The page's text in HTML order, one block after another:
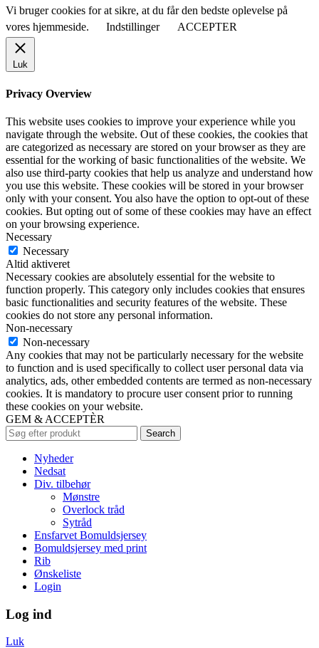
Vi bruger cookies for at sikre, at du får den bedste oplevelse på
vores hjemmeside.
Indstillinger ACCEPTER
Luk
Privacy Overview
This website uses cookies to improve your experience while you
navigate through the website. Out of these cookies, the cookies that
are categorized as necessary are stored on your browser as they are
essential for the working of basic functionalities of the website. We
also use third-party cookies that help us analyze and understand how
you use this website. These cookies will be stored in your browser
only with your consent. You also have the option to opt-out of these
cookies. But opting out of some of these cookies may have an effect
on your browsing experience.
Necessary
Necessary
Altid aktiveret
Necessary cookies are absolutely essential for the website to
function properly. This category only includes cookies that ensures
basic functionalities and security features of the website. These
cookies do not store any personal information.
Non-necessary
Non-necessary
Any cookies that may not be particularly necessary for the website
to function and is used specifically to collect user personal data via
analytics, ads, other embedded contents are termed as non-necessary
cookies. It is mandatory to procure user consent prior to running
these cookies on your website.
GEM & ACCEPTÈR
Search
Nyheder
Nedsat
Div. tilbehør
Mønstre
Overlock tråd
Sytråd
Ensfarvet Bomuldsjersey
Bomuldsjersey med print
Rib
Ønskeliste
Login
Log ind
Luk